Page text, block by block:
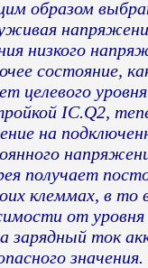
образом
низкого
состояние,
целевого
IC.Q2,
на
получает
клеммах, в то
от
зарядный ток
значения.